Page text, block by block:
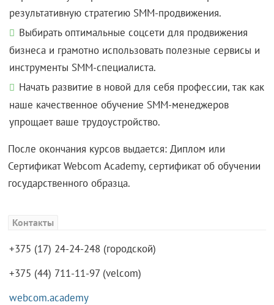
результативную стратегию SMM-продвижения.
Выбирать оптимальные соцсети для продвижения
бизнеса и грамотно использовать полезные сервисы и
инструменты SMM-специалиста.
Начать развитие в новой для себя профессии, так как
наше качественное обучение SMM-менеджеров
упрощает ваше трудоустройство.
После окончания курсов выдается: Диплом или
Сертификат Webcom Academy, сертификат об обучении
государственного образца.
Контакты
+375 (17) 24-24-248 (городской)
+375 (44) 711-11-97 (velcom)
webcom.academy